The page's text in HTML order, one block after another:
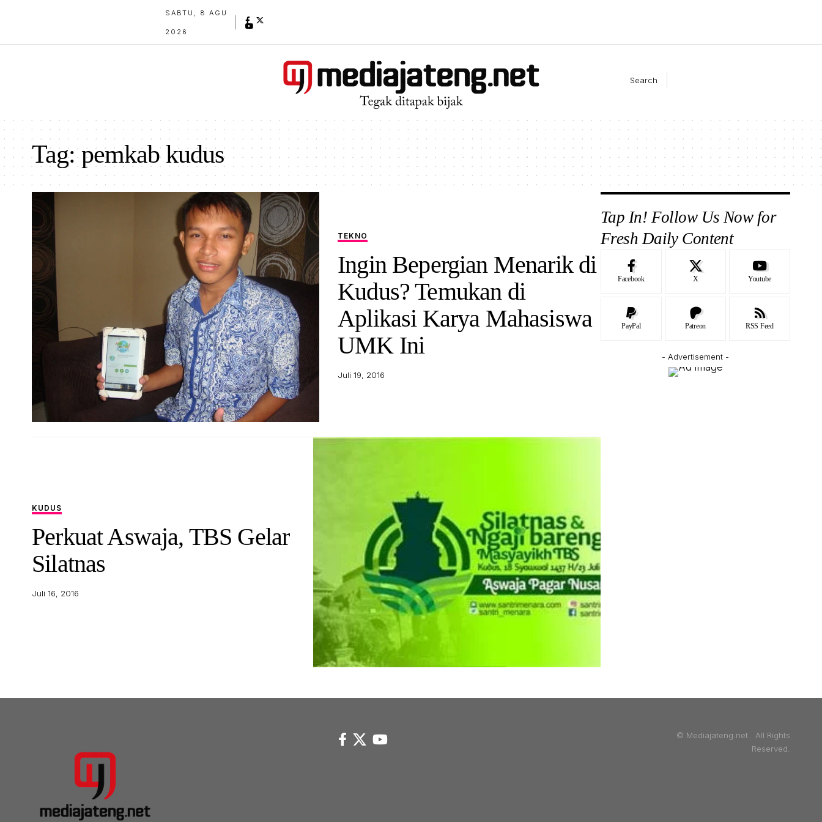
SABTU, 8 AGU
2026
Search
Tag:pemkab kudus
TEKNO
Ingin Bepergian Menarik di
Kudus? Temukan di
Aplikasi Karya Mahasiswa
UMK Ini
Juli 19, 2016
KUDUS
Perkuat Aswaja, TBS Gelar
Silatnas
Juli 16, 2016
Tap In! Follow Us Now for
Fresh Daily Content
Facebook X Youtube
PayPal Patreon RSS Feed
- Advertisement -
© Mediajateng.net. All Rights
Reserved.